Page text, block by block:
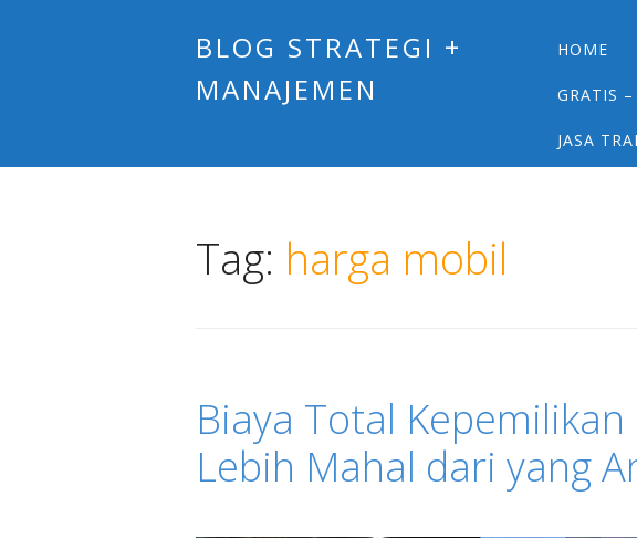
BLOG STRATEGI +
MANAJEMEN
Skip
content
HOME
GRATIS
JASA
Tag: harga mobil
Biaya Total Kepemilikan
Lebih Mahal dari yang